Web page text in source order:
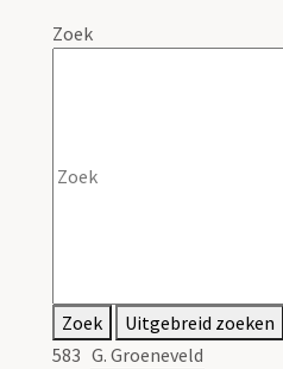
Zoek
Zoek
Uitgebreid zoeken
583 G. Groeneveld